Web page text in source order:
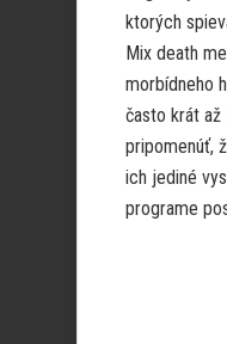
ktorých
Mix death
morbídneho
často krát až
pripomenúť,
ich jediné
programe